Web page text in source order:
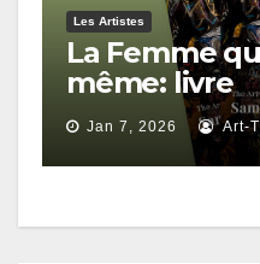
Les Artistes
La Femme
même: livre
Jan 7, 2026 Art-